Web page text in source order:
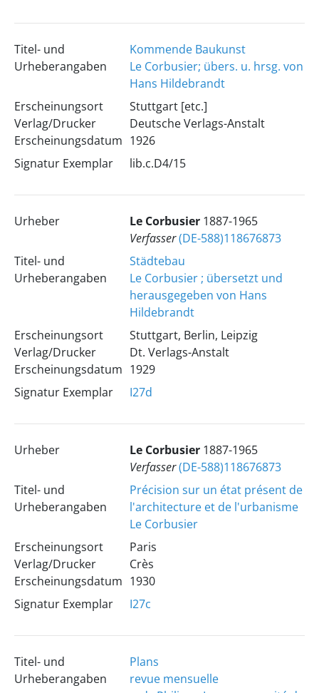
Titel- und
Urheberangaben
Kommende Baukunst
Le Corbusier; übers. u. hrsg. von
Hans Hildebrandt
Erscheinungsort
Verlag/Drucker
Erscheinungsdatum
Stuttgart [etc.]
Deutsche Verlags-Anstalt
1926
Signatur Exemplar
lib.c.D4/15
Urheber Le Corbusier 1887-1965
Verfasser(DE-588)118676873
Titel- und
Urheberangaben
Städtebau
Le Corbusier ; übersetzt und
herausgegeben von Hans
Hildebrandt
Erscheinungsort
Verlag/Drucker
Erscheinungsdatum
Stuttgart, Berlin, Leipzig
Dt. Verlags-Anstalt
1929
Signatur Exemplar
I27d
Urheber Le Corbusier 1887-1965
Verfasser(DE-588)118676873
Titel- und
Urheberangaben
Précision sur un état présent de
l'architecture et de l'urbanisme
Le Corbusier
Erscheinungsort
Verlag/Drucker
Erscheinungsdatum
Paris
Crès
1930
Signatur Exemplar
I27c
Titel- und
Urheberangaben
Plans
revue mensuelle